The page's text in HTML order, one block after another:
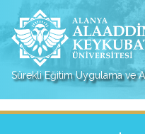
Sürekli Eğitim Uygulama ve